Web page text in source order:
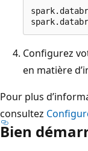
Configurez
en matière
Pour plus
consultez
Bien